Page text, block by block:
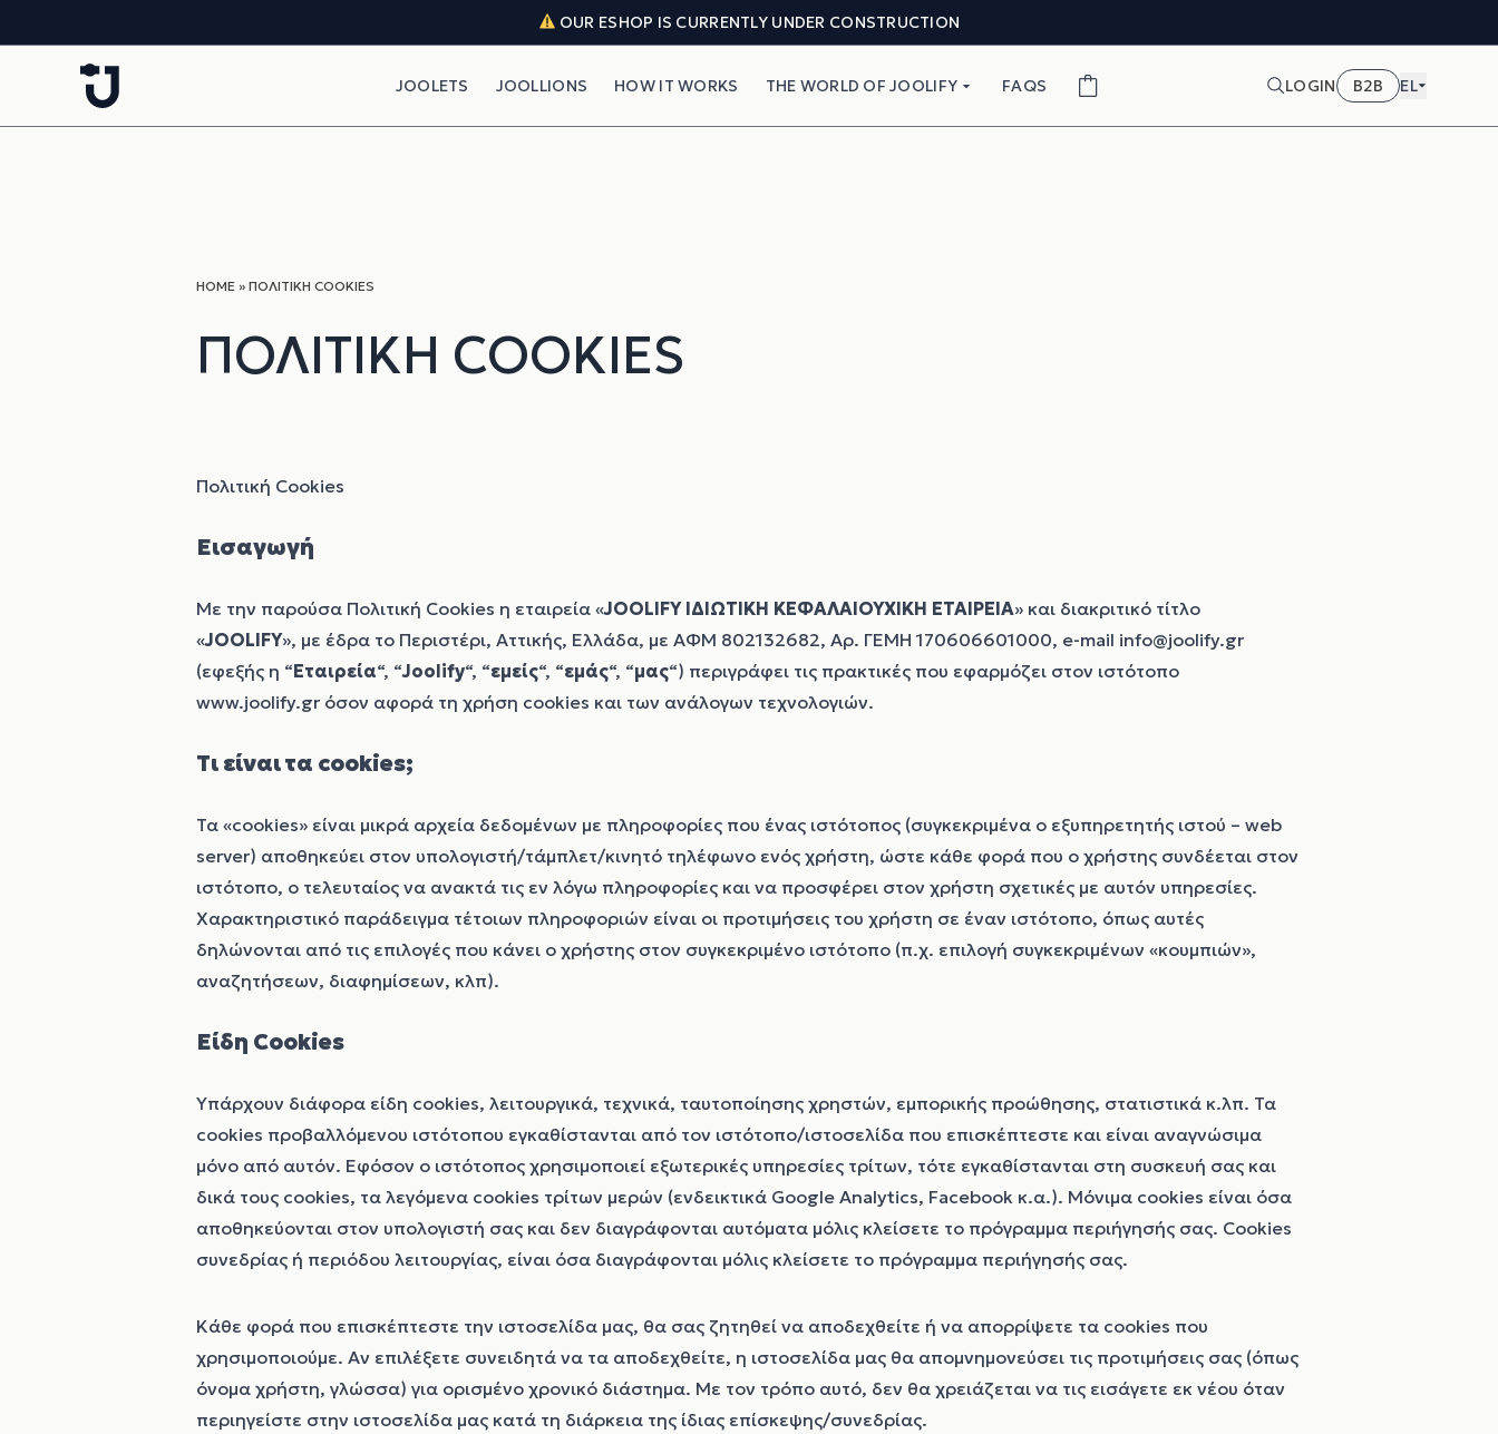
OUR ESHOP IS CURRENTLY UNDER CONSTRUCTION
JOOLETS JOOLLIONS HOW IT WORKS THE WORLD OF JOOLIFY FAQS LOGIN B2B EL
HOME » ΠΟΛΙΤΙΚΉ COOKIES
ΠΟΛΙΤΙΚΉ COOKIES
Πολιτική Cookies
Εισαγωγή
Με την παρούσα Πολιτική Cookies η εταιρεία «JOOLIFY ΙΔΙΩΤΙΚΗ ΚΕΦΑΛΑΙΟΥΧΙΚΗ ΕΤΑΙΡΕΙΑ» και διακριτικό τίτλο
«JOOLIFY», με έδρα το Περιστέρι, Αττικής, Ελλάδα, με ΑΦΜ 802132682, Αρ. ΓΕΜΗ 170606601000, e-mail info@joolify.gr
(εφεξής η “Εταιρεία“, “Joolify“, “εμείς“, “εμάς“, “μας“) περιγράφει τις πρακτικές που εφαρμόζει στον ιστότοπο
www.joolify.gr όσον αφορά τη χρήση cookies και των ανάλογων τεχνολογιών.
Τι είναι τα cookies;
Τα «cookies» είναι μικρά αρχεία δεδομένων με πληροφορίες που ένας ιστότοπος (συγκεκριμένα ο εξυπηρετητής ιστού – web
server) αποθηκεύει στον υπολογιστή/τάμπλετ/κινητό τηλέφωνο ενός χρήστη, ώστε κάθε φορά που ο χρήστης συνδέεται στον
ιστότοπο, ο τελευταίος να ανακτά τις εν λόγω πληροφορίες και να προσφέρει στον χρήστη σχετικές με αυτόν υπηρεσίες.
Χαρακτηριστικό παράδειγμα τέτοιων πληροφοριών είναι οι προτιμήσεις του χρήστη σε έναν ιστότοπο, όπως αυτές
δηλώνονται από τις επιλογές που κάνει ο χρήστης στον συγκεκριμένο ιστότοπο (π.χ. επιλογή συγκεκριμένων «κουμπιών»,
αναζητήσεων, διαφημίσεων, κλπ).
Είδη Cookies
Υπάρχουν διάφορα είδη cookies, λειτουργικά, τεχνικά, ταυτοποίησης χρηστών, εμπορικής προώθησης, στατιστικά κ.λπ. Τα
cookies προβαλλόμενου ιστότοπου εγκαθίστανται από τον ιστότοπο/ιστοσελίδα που επισκέπτεστε και είναι αναγνώσιμα
μόνο από αυτόν. Εφόσον ο ιστότοπος χρησιμοποιεί εξωτερικές υπηρεσίες τρίτων, τότε εγκαθίστανται στη συσκευή σας και
δικά τους cookies, τα λεγόμενα cookies τρίτων μερών (ενδεικτικά Google Analytics, Facebook κ.α.). Μόνιμα cookies είναι όσα
αποθηκεύονται στον υπολογιστή σας και δεν διαγράφονται αυτόματα μόλις κλείσετε το πρόγραμμα περιήγησής σας. Cookies
συνεδρίας ή περιόδου λειτουργίας, είναι όσα διαγράφονται μόλις κλείσετε το πρόγραμμα περιήγησής σας.
Κάθε φορά που επισκέπτεστε την ιστοσελίδα μας, θα σας ζητηθεί να αποδεχθείτε ή να απορρίψετε τα cookies που
χρησιμοποιούμε. Αν επιλέξετε συνειδητά να τα αποδεχθείτε, η ιστοσελίδα μας θα απομνημονεύσει τις προτιμήσεις σας (όπως
όνομα χρήστη, γλώσσα) για ορισμένο χρονικό διάστημα. Με τον τρόπο αυτό, δεν θα χρειάζεται να τις εισάγετε εκ νέου όταν
περιηγείστε στην ιστοσελίδα μας κατά τη διάρκεια της ίδιας επίσκεψης/συνεδρίας.